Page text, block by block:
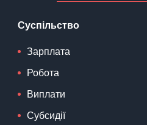
Суспільство
Зарплата
Робота
Виплати
Субсидії